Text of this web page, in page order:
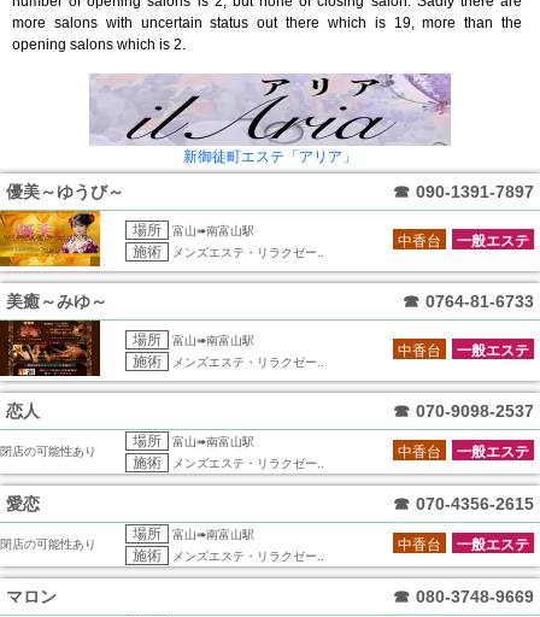
more salons with uncertain status out there which is 19, more than the
opening salons which is 2.
新御徒町エステ「アリア」
優美～ゆうび～ ☎ 090-1391-7897
場所 富山➠南富山駅
施術 メンズエステ・リラクゼー..
一般エステ
中香台
美癒～みゆ～ ☎ 0764-81-6733
場所 富山➠南富山駅
施術 メンズエステ・リラクゼー..
一般エステ
中香台
恋人 ☎ 070-9098-2537
閉店の可能性あり
場所 富山➠南富山駅
施術 メンズエステ・リラクゼー..
一般エステ
中香台
愛恋 ☎ 070-4356-2615
閉店の可能性あり
場所 富山➠南富山駅
施術 メンズエステ・リラクゼー..
一般エステ
中香台
マロン ☎ 080-3748-9669